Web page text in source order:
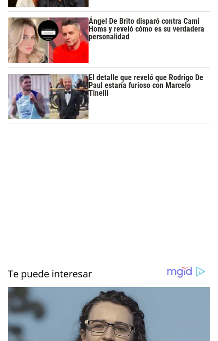
Ángel De Brito disparó contra Cami
Homs y reveló cómo es su verdadera
personalidad
El detalle que reveló que Rodrigo De
Paul estaría furioso con Marcelo
Tinelli